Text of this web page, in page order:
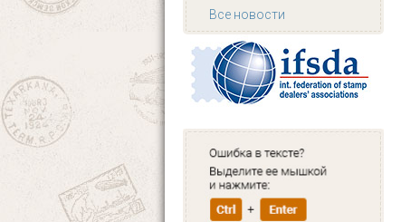
Все новости